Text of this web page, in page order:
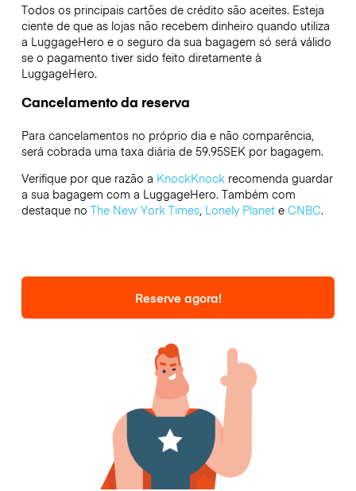
Todos os principais cartões de crédito são aceites. Esteja
ciente de que as lojas não recebem dinheiro quando utiliza
a LuggageHero e o seguro da sua bagagem só será válido
se o pagamento tiver sido feito diretamente à
LuggageHero.
Cancelamento da reserva
Para cancelamentos no próprio dia e não comparência,
será cobrada uma taxa diária de 59.95SEK por bagagem.
Verifique por que razão a KnockKnockrecomenda guardar
a sua bagagem com a LuggageHero. Também com
destaque no The New York Times, Lonely Planete CNBC.
Reserve agora!